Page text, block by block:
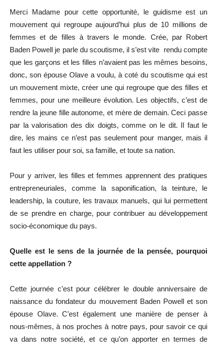
Merci Madame pour cette opportunité, le guidisme est un
mouvement qui regroupe aujourd’hui plus de 10 millions de
femmes et de filles à travers le monde. Crée, par Robert
Baden Powell je parle du scoutisme, il s’est vite rendu compte
que les garçons et les filles n’avaient pas les mêmes besoins,
donc, son épouse Olave a voulu, à coté du scoutisme qui est
un mouvement mixte, créer une qui regroupe que des filles et
femmes, pour une meilleure évolution. Les objectifs, c’est de
rendre la jeune fille autonome, et mère de demain. Ceci passe
par la valorisation des dix doigts, comme on le dit. Il faut le
dire, les mains ce n’est pas seulement pour manger, mais il
faut les utiliser pour soi, sa famille, et toute sa nation.
Pour y arriver, les filles et femmes apprennent des pratiques
entrepreneuriales, comme la saponification, la teinture, le
leadership, la couture, les travaux manuels, qui lui permettent
de se prendre en charge, pour contribuer au développement
socio-économique du pays.
Quelle est le sens de la journée de la pensée, pourquoi
cette appellation ?
Cette journée c’est pour célébrer le double anniversaire de
naissance du fondateur du mouvement Baden Powell et son
épouse Olave. C’est également une manière de penser à
nous-mêmes, à nos proches à notre pays, pour savoir ce qui
va dans notre société, et ce qu’on apporter en termes de